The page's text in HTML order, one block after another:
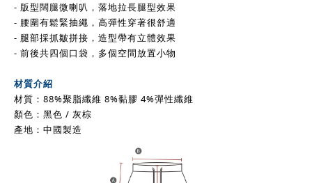
- 版型闊腿微喇叭，落地拉長腿型效果
- 腰圍有鬆緊抽繩，高彈性穿著很舒適
- 腿部採抓皺拼接，造型帶有立體效果
- 前後共四個口袋，多個空間放置小物
材質介紹
材質：88%聚脂纖維 8%黏膠 4%彈性纖維
顏色：黑色 / 灰棕
產地：中國製造